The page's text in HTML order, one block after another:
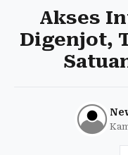
Akses
Digenjot,